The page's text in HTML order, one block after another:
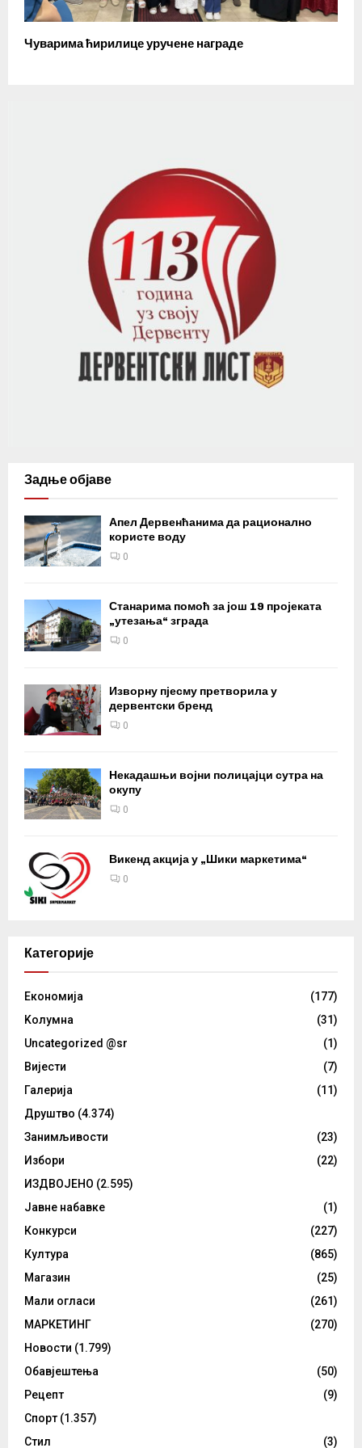
Чуварима ћирилице уручене награде
Задње објаве
Апел Дервенћанима да рационално
користе воду
0
Станарима помоћ за још 19 пројеката
„утезања“ зграда
0
Изворну пјесму претворила у
дервентски бренд
0
Некадашњи војни полицајци сутра на
окупу
0
Викенд акција у „Шики маркетима“
0
Категорије
Eкономија
(177)
Kолумнa
(31)
Uncategorized @sr
(1)
Вијести
(7)
Галерија
(11)
Друштво (4.374)
Занимљивости
(23)
Избори
(22)
ИЗДВОЈЕНО (2.595)
Јавне набавке
(1)
Конкурси
(227)
Култура
(865)
Магазин
(25)
Мали огласи
(261)
МАРКЕТИНГ
(270)
Новости (1.799)
Обавјештења
(50)
Рецепт
(9)
Спорт (1.357)
Стил
(3)